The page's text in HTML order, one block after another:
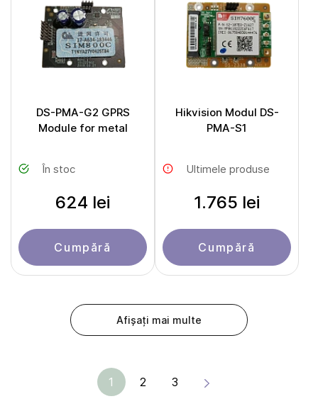
DS-PMA-G2 GPRS
Module for metal
În stoc
624 lei
Cumpără
Hikvision Modul DS-
PMA-S1
Ultimele produse
1.765 lei
Cumpără
Afișați mai multe
1 2 3